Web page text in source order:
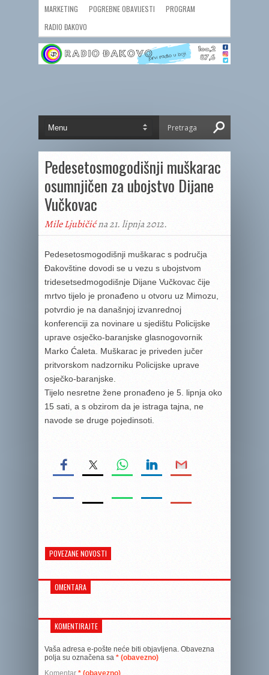
MARKETING POGREBNE OBAVIJESTI
PROGRAM
RADIO ĐAKOVO
Pedesetosmogodišnji muškarac
osumnjičen za ubojstvo Dijane
Vučkovac
Mile Ljubičićna 21. lipnja 2012.
Pedesetosmogodišnji muškarac s područja
Đakovštine dovodi se u vezu s ubojstvom
tridesetsedmogodišnje Dijane Vučkovac čije
mrtvo tijelo je pronađeno u otvoru uz Mimozu,
potvrdio je na današnjoj izvanrednoj
konferenciji za novinare u sjedištu Policijske
uprave osječko-baranjske glasnogovornik
Marko Ćaleta. Muškarac je priveden jučer
pritvorskom nadzorniku Policijske uprave
osječko-baranjske.
Tijelo nesretne žene pronađeno je 5. lipnja oko
15 sati, a s obzirom da je istraga tajna, ne
navode se druge pojedinsoti.
POVEZANE NOVOSTI
OMENTARA
KOMENTIRAJTE
Vaša adresa e-pošte neće biti objavljena. Obavezna
polja su označena sa * (obavezno)
Komentar * (obavezno)